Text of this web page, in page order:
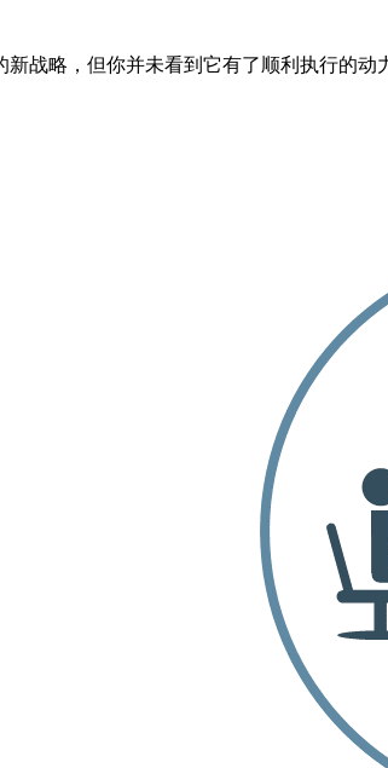
新战略，但你并未看到它有了顺利执行的